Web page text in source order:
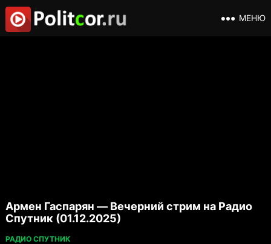
МЕНЮ
Армен Гаспарян — Вечерний стрим на Радио
Спутник (01.12.2025)
РАДИО СПУТНИК